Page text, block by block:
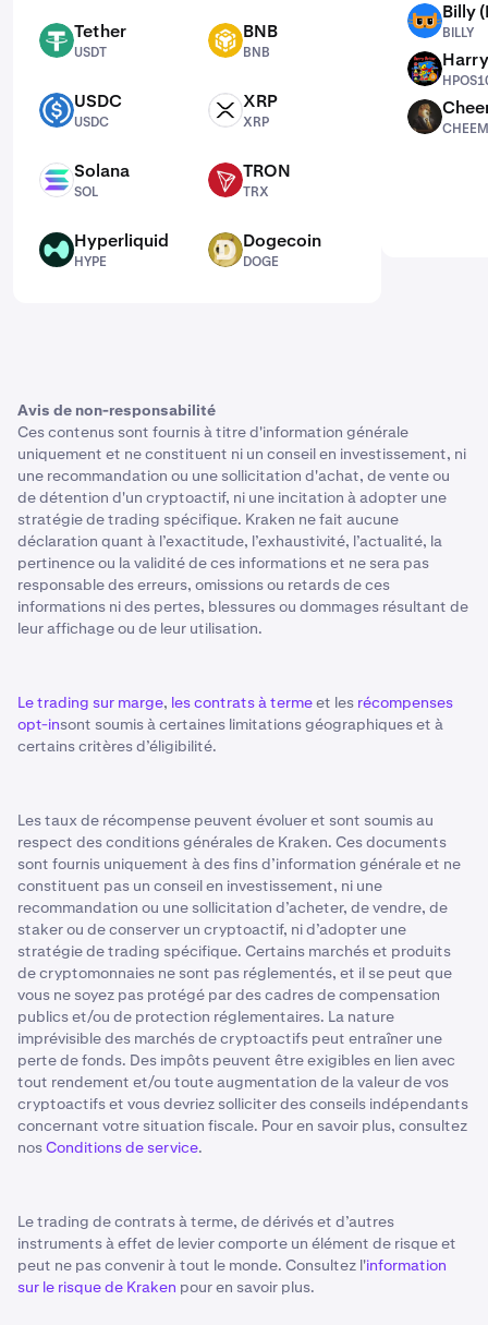
USDT Tether
USDT
BNB BNB
BNB
USDC USDC
USDC
XRP XRP
XRP
SOL Solana
SOL
TRX TRON
TRX
HYPE Hyperliquid
HYPE
DOGE Dogecoin
DOGE
BILLY Billy
BILLY
HPOS10I
CHEEMS
Avis de non-responsabilité
Ces contenus sont fournis à titre d'information générale
uniquement et ne constituent ni un conseil en investissement, ni
une recommandation ou une sollicitation d'achat, de vente ou
de détention d'un cryptoactif, ni une incitation à adopter une
stratégie de trading spécifique. Kraken ne fait aucune
déclaration quant à l’exactitude, l’exhaustivité, l’actualité, la
pertinence ou la validité de ces informations et ne sera pas
responsable des erreurs, omissions ou retards de ces
informations ni des pertes, blessures ou dommages résultant de
leur affichage ou de leur utilisation.
Le trading sur marge, les contrats à termeet les récompenses
opt-insont soumis à certaines limitations géographiques et à
certains critères d’éligibilité.
Les taux de récompense peuvent évoluer et sont soumis au
respect des conditions générales de Kraken. Ces documents
sont fournis uniquement à des fins d’information générale et ne
constituent pas un conseil en investissement, ni une
recommandation ou une sollicitation d’acheter, de vendre, de
staker ou de conserver un cryptoactif, ni d’adopter une
stratégie de trading spécifique. Certains marchés et produits
de cryptomonnaies ne sont pas réglementés, et il se peut que
vous ne soyez pas protégé par des cadres de compensation
publics et/ou de protection réglementaires. La nature
imprévisible des marchés de cryptoactifs peut entraîner une
perte de fonds. Des impôts peuvent être exigibles en lien avec
tout rendement et/ou toute augmentation de la valeur de vos
cryptoactifs et vous devriez solliciter des conseils indépendants
concernant votre situation fiscale. Pour en savoir plus, consultez
nosConditions de service.
Le trading de contrats à terme, de dérivés et d’autres
instruments à effet de levier comporte un élément de risque et
peut ne pas convenir à tout le monde. Consultez l'information
sur le risque de Kraken pour en savoir plus.